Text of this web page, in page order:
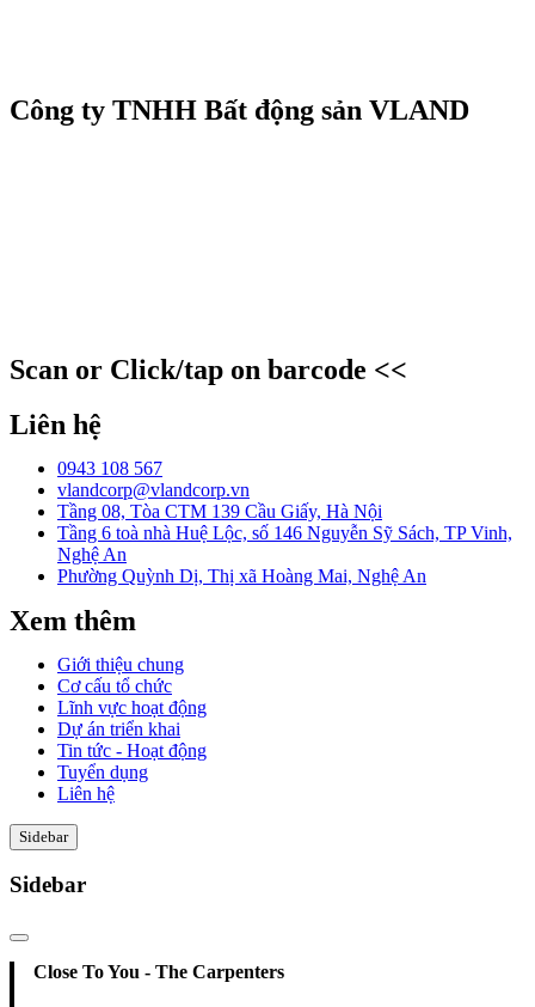
Công ty TNHH Bất động sản VLAND
Scan or Click/tap on barcode <<
Liên hệ
0943 108 567
vlandcorp@vlandcorp.vn
Tầng 08, Tòa CTM 139 Cầu Giấy, Hà Nội
Tầng 6 toà nhà Huệ Lộc, số 146 Nguyễn Sỹ Sách, TP Vinh,
Nghệ An
Phường Quỳnh Dị, Thị xã Hoàng Mai, Nghệ An
Xem thêm
Giới thiệu chung
Cơ cấu tổ chức
Lĩnh vực hoạt động
Dự án triển khai
Tin tức - Hoạt động
Tuyển dụng
Liên hệ
Sidebar
Sidebar
Close To You - The Carpenters